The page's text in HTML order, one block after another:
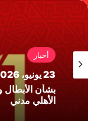
أخبار
23 يونيو، 2026
بشأن الأبطال
الأهلي مدني